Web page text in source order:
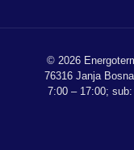
© 2026
76316 Janja
7:00 – 17:00;